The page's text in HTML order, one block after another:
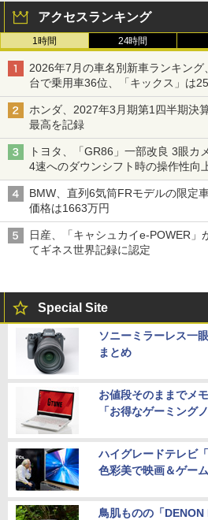
アクセスランキング
1時間 24時間
2026年7月の車名別新車ランキン
台で乗用車36位、「キックス」は
ホンダ、2027年3月期第1四半期決
最高を記録
トヨタ、「GR86」一部改良 3眼カ
4速へのダウンシフト時の操作性向
BMW、直列6気筒FRモデルの限定
価格は1663万円
日産、「キャシュカイe-POWER」
てギネス世界記録に認定
Special Site
ソニーミラーレス一
まとめ
お値段そのままでメ
「お得なゲーミング
ハイグレードテレビ
色彩美で映画＆ゲー
鳥肌ものの「